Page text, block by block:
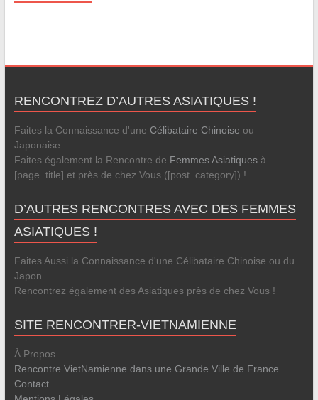
RENCONTREZ D’AUTRES ASIATIQUES !
Faites la Connaissance d'une Célibataire Chinoise ou
Japonaise.
Faites également la Rencontre de Femmes Asiatiquesà
[page_title] et près de chez Vous ([post_category]) !
D’AUTRES RENCONTRES AVEC DES FEMMES
ASIATIQUES !
Faites Aussi la Connaissance d'une Célibataire Chinoise ou du
Japon.
Rencontrez également des Asiatiques près de chez Vous !
SITE RENCONTRER-VIETNAMIENNE
À Propos
Rencontre VietNamienne dans une Grande Ville de France
Contact